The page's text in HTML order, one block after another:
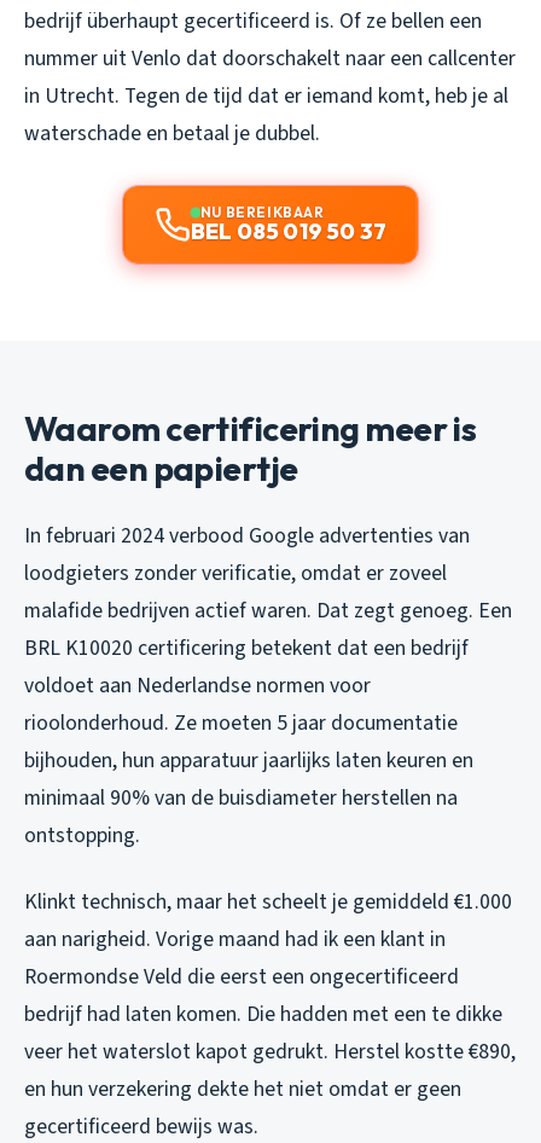
bedrijf überhaupt gecertificeerd is. Of ze bellen een
nummer uit Venlo dat doorschakelt naar een callcenter
in Utrecht. Tegen de tijd dat er iemand komt, heb je al
waterschade en betaal je dubbel.
NU BEREIKBAAR
BEL 085 019 50 37
Waarom certificering meer is
dan een papiertje
In februari 2024 verbood Google advertenties van
loodgieters zonder verificatie, omdat er zoveel
malafide bedrijven actief waren. Dat zegt genoeg. Een
BRL K10020 certificering betekent dat een bedrijf
voldoet aan Nederlandse normen voor
rioolonderhoud. Ze moeten 5 jaar documentatie
bijhouden, hun apparatuur jaarlijks laten keuren en
minimaal 90% van de buisdiameter herstellen na
ontstopping.
Klinkt technisch, maar het scheelt je gemiddeld €1.000
aan narigheid. Vorige maand had ik een klant in
Roermondse Veld die eerst een ongecertificeerd
bedrijf had laten komen. Die hadden met een te dikke
veer het waterslot kapot gedrukt. Herstel kostte €890,
en hun verzekering dekte het niet omdat er geen
gecertificeerd bewijs was.